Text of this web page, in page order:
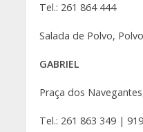
Tel.: 261 864 444
Salada de Polvo,
GABRIEL
Praça dos
Tel.: 261 863 349 |